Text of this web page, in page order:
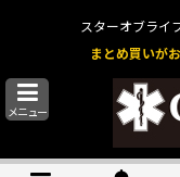
スターオブライ
まとめ買いが
メニュー